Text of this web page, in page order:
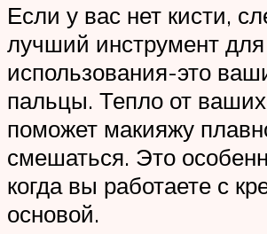
Если у вас нет кисти,
лучший инструмент для
использования-это
пальцы. Тепло от
поможет макияжу
смешаться. Это
когда вы работаете с
основой.